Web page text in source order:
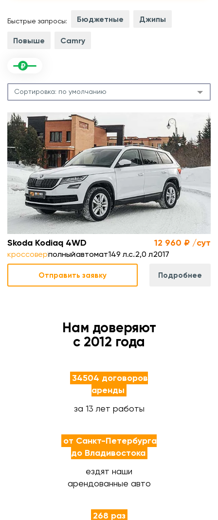
Быстрые запросы: Бюджетные Джипы
Повыше Camry
Сортировка: по умолчанию
Skoda Kodiaq 4WD 12 960 ₽ /сут
кроссоверполныйавтомат149 л.с.2,0 л2017
Отправить заявку Подробнее
Нам доверяют
с 2012 года
34504 договоров
аренды
за 13 лет работы
от Санкт-Петербурга
до Владивостока
ездят наши
арендованные авто
268 раз